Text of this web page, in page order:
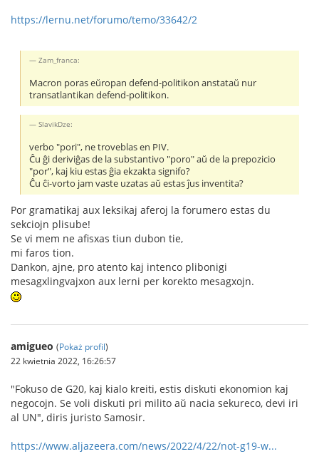
https://lernu.net/forumo/temo/33642/2
Zam_franca:
Macron poras eŭropan defend-politikon anstataŭ nur
transatlantikan defend-politikon.
SlavikDze:
verbo "pori", ne troveblas en PIV.
Ĉu ĝi deriviĝas de la substantivo "poro" aŭ de la prepozicio
"por", kaj kiu estas ĝia ekzakta signifo?
Ĉu ĉi-vorto jam vaste uzatas aŭ estas ĵus inventita?
Por gramatikaj aux leksikaj aferoj la forumero estas du
sekciojn plisube!
Se vi mem ne afisxas tiun dubon tie,
mi faros tion.
Dankon, ajne, pro atento kaj intenco plibonigi
mesagxlingvajxon aux lerni per korekto mesagxojn.
amigueo (Pokaż profil)
22 kwietnia 2022, 16:26:57
"Fokuso de G20, kaj kialo kreiti, estis diskuti ekonomion kaj
negocojn. Se voli diskuti pri milito aŭ nacia sekureco, devi iri
al UN", diris juristo Samosir.
https://www.aljazeera.com/news/2022/4/22/not-g19-w...